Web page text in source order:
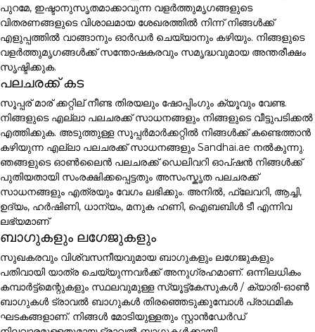
പുറമേ, ഇഷ്ടാനുസൃതമാക്കാവുന്ന വളർത്തുമൃഗങ്ങളുടെ
വിതരണങ്ങളുടെ വിശാലമായ ശേഖരത്തിൽ നിന്ന് നിങ്ങൾക്ക്
എളുപ്പത്തിൽ വാങ്ങാനും ഓർഡർ ചെയ്യാനും കഴിയും. നിങ്ങളുടെ
വളർത്തുമൃഗങ്ങൾക്ക് സന്തോഷകരവും സമൃദ്ധവുമായ അന്തരീക്ഷം
സൃഷ്ടിക്കുക.
പലചരക്ക് കട
സൂപ്പര് മാര് ക്കറ്റില് നീണ്ട തിരയലും ഷോപ്പിംഗും ക്യൂവും വേണ്ട.
നിങ്ങളുടെ എല്ലാ പലചരക്ക് സാധനങ്ങളും നിങ്ങളുടെ വീട്ടുപടിക്കൽ
എത്തിക്കുക. അടുത്തുള്ള സൂപ്പർമാർക്കറ്റിൽ നിങ്ങൾക്ക് കണ്ടെത്താൻ
കഴിയുന്ന എല്ലാ പലചരക്ക് സാധനങ്ങളും Sandhai.ae നൽകുന്നു.
ഞങ്ങളുടെ ഓൺലൈൻ പലചരക്ക് ഡെലിവറി ഓപ്ഷൻ നിങ്ങൾക്ക്
പുതിയതായി സംരക്ഷിക്കപ്പെട്ടതും അസംസ്കൃത പലചരക്ക്
സാധനങ്ങളും എത്രയും വേഗം ലഭിക്കും. അനിൽ, ഫ്ലേവറി, ആച്ചി,
ഉദ്യം, ഹർഷിണി, ധാന്യം, മനുക ഹണി, ഐബബിൾ ടീ എന്നിവ
ലഭ്യമാണ്
ബാഗുകളും ലഗേജുകളും
സുഖകരവും വിശ്വസനീയവുമായ ബാഗുകളും ലഗേജുകളും
പതിവായി യാത്ര ചെയ്യുന്നവർക്ക് അനുഗ്രഹമാണ്. ഒന്നിലധികം
കമ്പാർട്ട്മെന്റുകളും സ്ഥലവുമുള്ള സ്യൂട്ട്കേസുകൾ / ക്യാരി-ഓൺ
ബാഗുകൾ ട്രാവൽ ബാഗുകൾ തിരഞ്ഞെടുക്കുമ്പോൾ പ്രാഥമിക
ഘടകങ്ങളാണ്. നിങ്ങൾ മോടിയുള്ളതും സ്റ്റാൻഡേർഡ്